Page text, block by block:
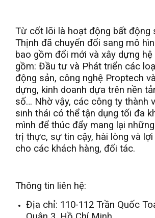
Từ cốt lõi là hoạt động bất động
Thịnh đã chuyển đổi sang mô
bao gồm đổi mới và xây dựng
gồm: Đầu tư và Phát triển các
động sản, công nghệ Proptech
dựng, kinh doanh dựa trên nền
số… Nhờ vậy, các công ty thành
sinh thái có thể tận dụng tối đa
mình để thúc đẩy mang lại
trị thực, sự tin cậy, hài lòng và
cho các khách hàng, đối tác.
Thông tin liên hệ:
Địa chỉ: 110-112 Trần Quốc